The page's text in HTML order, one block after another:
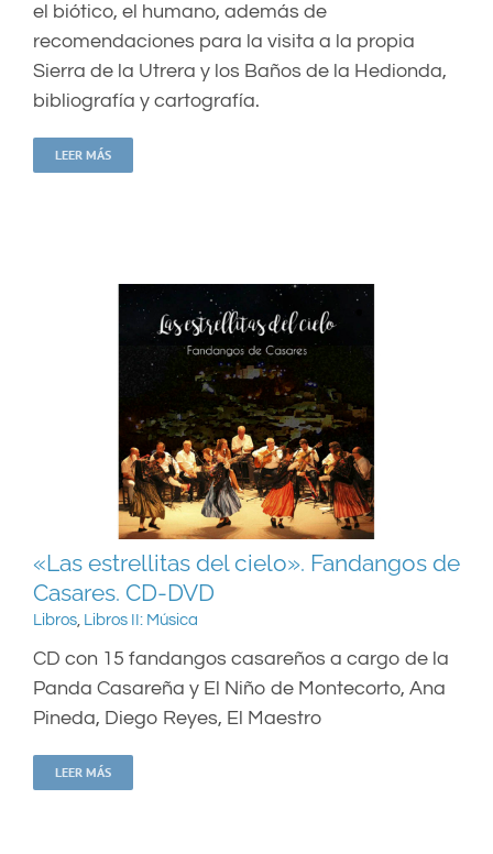
el biótico, el humano, además de
recomendaciones para la visita a la propia
Sierra de la Utrera y los Baños de la Hedionda,
bibliografía y cartografía.
LEER MÁS
«Las estrellitas del cielo». Fandangos de
Casares. CD-DVD
«Las estrellitas del cielo». Fandangos de
Casares. CD-DVD
Libros, Libros II: Música
CD con 15 fandangos casareños a cargo de la
Panda Casareña y El Niño de Montecorto, Ana
Pineda, Diego Reyes, El Maestro
LEER MÁS